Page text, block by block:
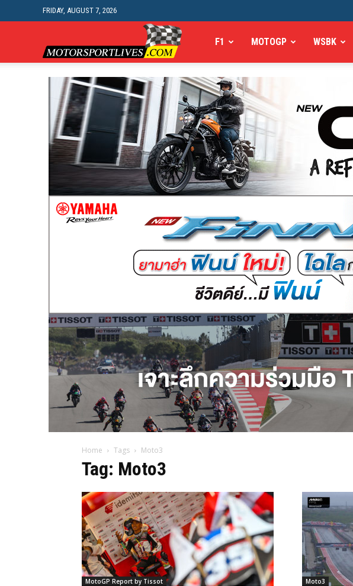
FRIDAY, AUGUST 7, 2026
Motorsportlives
F1 MOTOGP WSBK
Home Tags Moto3
Tag: Moto3
MotoGP Report by Tissot Moto3